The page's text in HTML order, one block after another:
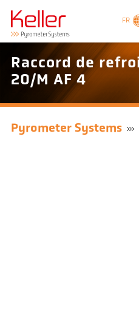
FR
Raccord de
20/M AF 4
Pyrometer Systems